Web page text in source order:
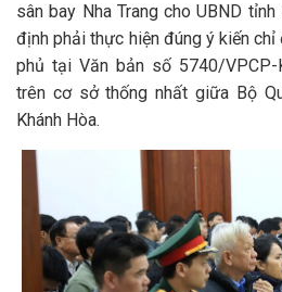
sân bay Nha Trang cho UBND
định phải thực hiện đúng ý kiến
phủ tại Văn bản số 5740/
trên cơ sở thống nhất giữa Bộ
Khánh Hòa.